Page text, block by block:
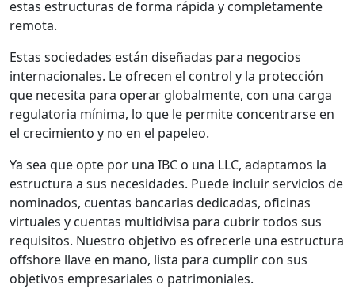
estas estructuras de forma rápida y completamente
remota.
Estas sociedades están diseñadas para negocios
internacionales. Le ofrecen el control y la protección
que necesita para operar globalmente, con una carga
regulatoria mínima, lo que le permite concentrarse en
el crecimiento y no en el papeleo.
Ya sea que opte por una IBC o una LLC, adaptamos la
estructura a sus necesidades. Puede incluir servicios de
nominados, cuentas bancarias dedicadas, oficinas
virtuales y cuentas multidivisa para cubrir todos sus
requisitos. Nuestro objetivo es ofrecerle una estructura
offshore llave en mano, lista para cumplir con sus
objetivos empresariales o patrimoniales.